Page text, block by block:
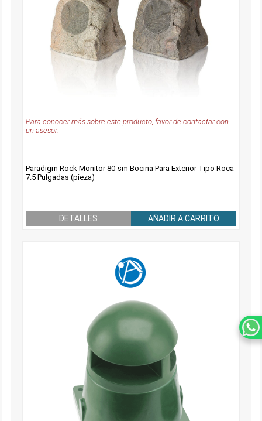
Para conocer más sobre este producto, favor de contactar con
un asesor.
Paradigm Rock Monitor 80-sm Bocina Para Exterior Tipo Roca
7.5 Pulgadas (pieza)
DETALLES AÑADIR A CARRITO